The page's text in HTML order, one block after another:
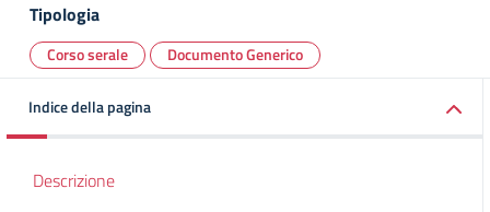
Tipologia
Corso serale Documento Generico
Indice della pagina
Descrizione